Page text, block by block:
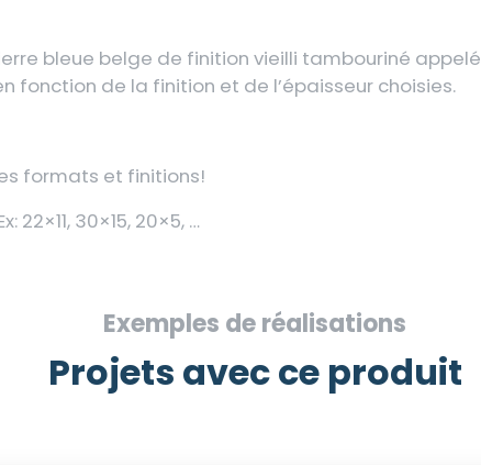
bleue belge de finition vieilli tambouriné appelé
fonction de la finition et de l’épaisseur choisies.
formats et finitions!
30×15, 20×5, …
Exemples de réalisations
Projets avec ce produit